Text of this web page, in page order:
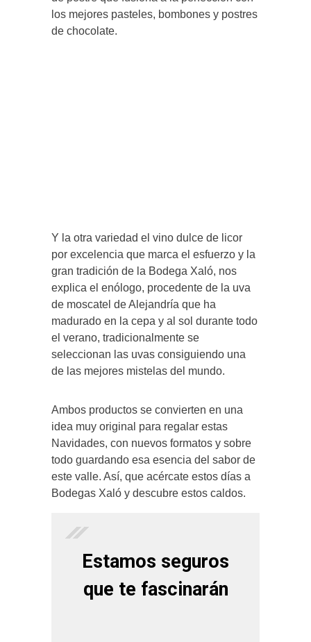
los mejores pasteles, bombones y postres
de chocolate.
Y la otra variedad el vino dulce de licor
por excelencia que marca el esfuerzo y la
gran tradición de la Bodega Xaló, nos
explica el enólogo, procedente de la uva
de moscatel de Alejandría que ha
madurado en la cepa y al sol durante todo
el verano, tradicionalmente se
seleccionan las uvas consiguiendo una
de las mejores mistelas del mundo.
Ambos productos se convierten en una
idea muy original para regalar estas
Navidades, con nuevos formatos y sobre
todo guardando esa esencia del sabor de
este valle. Así, que acércate estos días a
Bodegas Xaló y descubre estos caldos.
Estamos seguros
que te fascinarán